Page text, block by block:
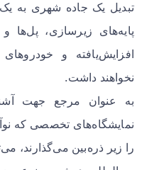
تبدیل یک جاده شهری به
پایه‌های زیرسازی، پل‌ها و
افزایش‌یافته و
نخواهند داشت.
به عنوان مرجع جهت
نمایشگاه‌های تخصصی که
را زیر ذره‌بین می‌گذارند،